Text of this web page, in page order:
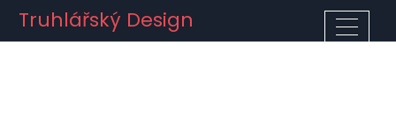
Truhlářský Design